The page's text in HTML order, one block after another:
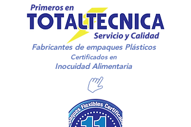
Fabricantes deempaques Plásticos
Certificados en
Inocuidad Alimentaria